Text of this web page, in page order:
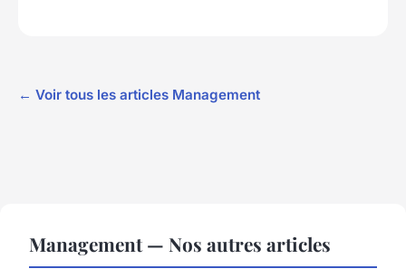
← Voir tous les articles Management
Management — Nos autres articles